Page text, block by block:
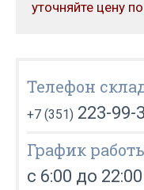
уточняйте цену
Телефон
+7 (351) 223-99-
График
с 6:00 до 22:00